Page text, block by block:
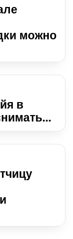
можно
в